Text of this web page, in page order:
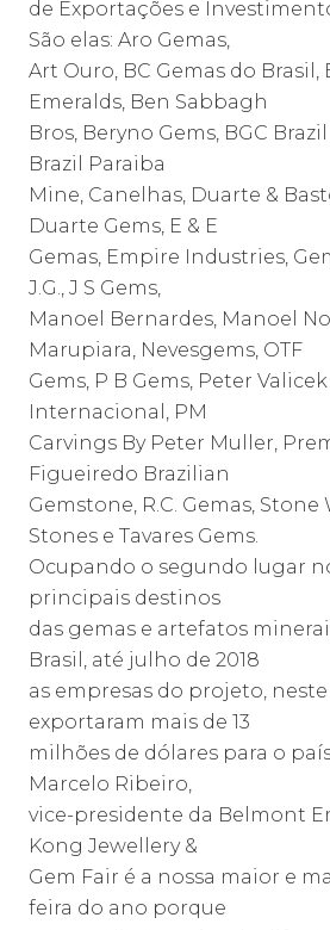
de Exportações e
São elas: Aro Gemas,
Art Ouro, BC Gemas do
Emeralds, Ben Sabbagh
Bros, Beryno Gems, BGC
Brazil Paraiba
Mine, Canelhas, Duarte &
Duarte Gems, E & E
Gemas, Empire Industries,
J.G., J S Gems,
Manoel Bernardes, Manoel
Marupiara, Nevesgems, OTF
Gems, P B Gems, Peter
Internacional, PM
Carvings By Peter Muller,
Figueiredo Brazilian
Gemstone, R.C. Gemas, Stone
Stones e Tavares Gems.
Ocupando o segundo lugar
principais destinos
das gemas e artefatos
Brasil, até julho de 2018
as empresas do projeto,
exportaram mais de 13
milhões de dólares para o
Marcelo Ribeiro,
vice-presidente da Belmont
Kong Jewellery &
Gem Fair é a nossa maior e
feira do ano porque